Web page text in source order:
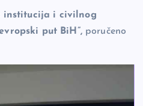
institucija i civilnog
put BiH”,poručeno